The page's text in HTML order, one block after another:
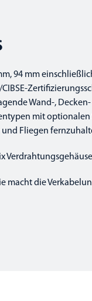
94 mm
Wand-,
mit
Fliegen
macht die